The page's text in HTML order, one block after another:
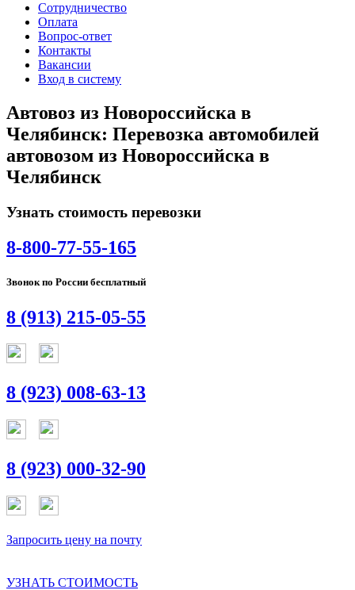
Сотрудничество
Оплата
Вопрос-ответ
Контакты
Вакансии
Вход в систему
Автовоз из Новороссийска в
Челябинск: Перевозка автомобилей
автовозом из Новороссийска в
Челябинск
Узнать стоимость перевозки
8-800-77-55-165
Звонок по России бесплатный
8 (913) 215-05-55
8 (923) 008-63-13
8 (923) 000-32-90
Запросить цену на почту
УЗНАТЬ СТОИМОСТЬ